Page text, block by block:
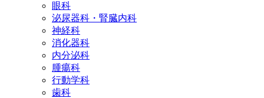
眼科
泌尿器科・腎臓内科
神経科
消化器科
内分泌科
腫瘍科
行動学科
歯科